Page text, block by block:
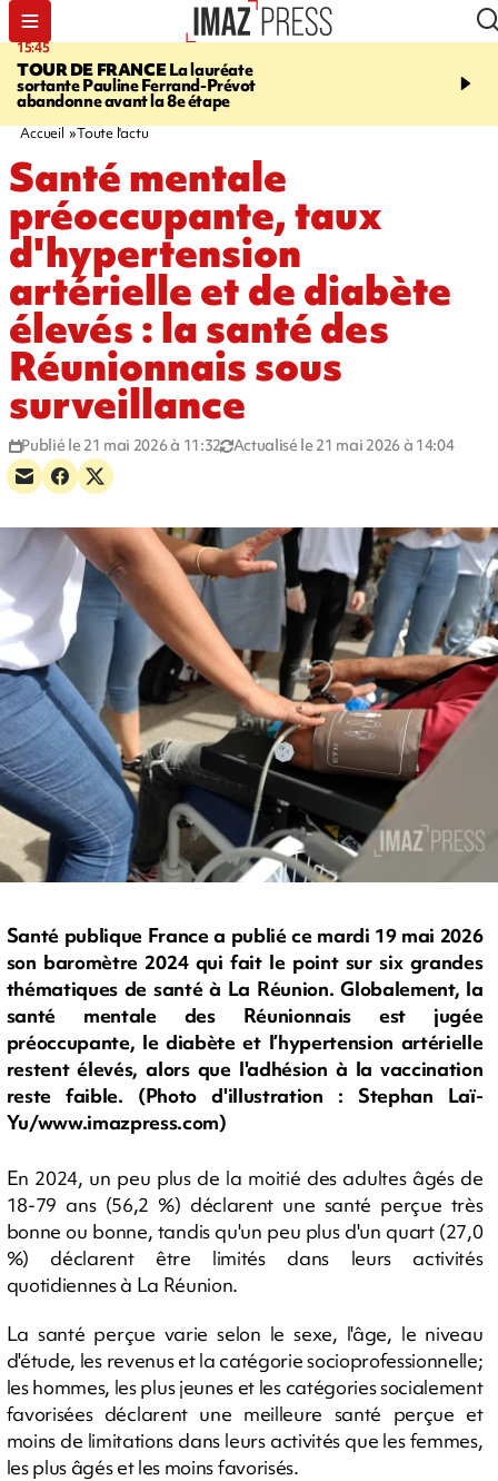
15:45
TOUR DE FRANCELa lauréate
sortante Pauline Ferrand-Prévot
abandonne avant la 8e étape
20:17
routière, concours de
Accueil Toute l'actu
Santé mentale
préoccupante, taux
d'hypertension
artérielle et de diabète
élevés : la santé des
Réunionnais sous
surveillance
Publié le 21 mai 2026 à 11:32 Actualisé le 21 mai 2026 à 14:04
Santé publique France a publié ce mardi 19 mai 2026
son baromètre 2024 qui fait le point sur six grandes
thématiques de santé à La Réunion. Globalement, la
santé mentale des Réunionnais est jugée
préoccupante, le diabète et l’hypertension artérielle
restent élevés, alors que l'adhésion à la vaccination
reste faible. (Photo d'illustration : Stephan Laï-
Yu/www.imazpress.com)
En 2024, un peu plus de la moitié des adultes âgés de
18-79 ans (56,2 %) déclarent une santé perçue très
bonne ou bonne, tandis qu'un peu plus d'un quart (27,0
%) déclarent être limités dans leurs activités
quotidiennes à La Réunion.
La santé perçue varie selon le sexe, l'âge, le niveau
d'étude, les revenus et la catégorie socioprofessionnelle;
les hommes, les plus jeunes et les catégories socialement
favorisées déclarent une meilleure santé perçue et
moins de limitations dans leurs activités que les femmes,
les plus âgés et les moins favorisés.